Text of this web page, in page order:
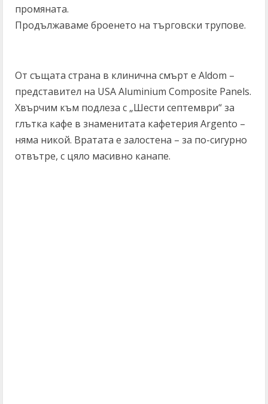
промяната.
Продължаваме броенето на търговски трупове.
От същата страна в клинична смърт е Aldom –
представител на USA Aluminium Composite Panels.
Хвърчим към подлеза с „Шести септември“ за
глътка кафе в знаменитата кафетерия Argento –
няма никой. Вратата е залостена – за по-сигурно
отвътре, с цяло масивно канапе.